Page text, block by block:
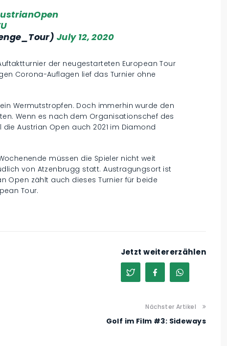
July 12, 2020
der neugestarteten European Tour
Corona-Auflagen lief das Turnier ohne
Wermutstropfen. Doch immerhin wurde den
Wenn es nach dem Organisationschef des
die Austrian Open auch 2021 im Diamond
müssen die Spieler nicht weit
von Atzenbrugg statt. Austragungsort ist
Open zählt auch dieses Turnier für beide
Tour.
Jetzt weitererzählen
Nächster Artikel
Golf im Film #3: Sideways